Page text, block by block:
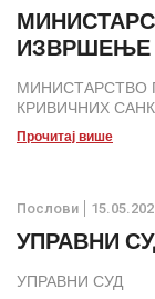
ИЗВРШЕЊЕ
МИНИСТАРСТВО
КРИВИЧНИХ
Прочитај више
Послови
УПРАВНИ
УПРАВНИ СУД